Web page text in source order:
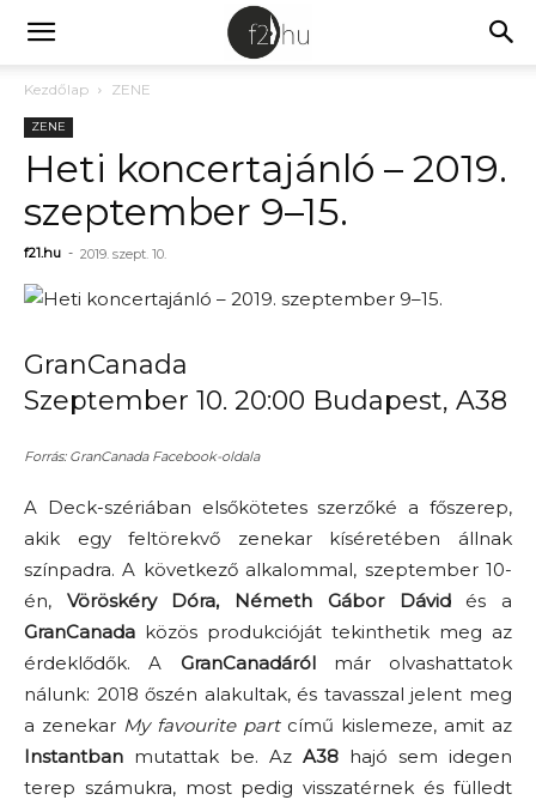
Kezdőlap ZENE
ZENE
Heti koncertajánló – 2019.
szeptember 9–15.
f21.hu - 2019. szept. 10.
GranCanada
Szeptember 10. 20:00 Budapest, A38
Forrás: GranCanada Facebook-oldala
A Deck-szériában elsőkötetes szerzőké a főszerep,
akik egy feltörekvő zenekar kíséretében állnak
színpadra. A következő alkalommal, szeptember 10-
én, Vöröskéry Dóra, Németh Gábor Dávidés a
GranCanada közös produkcióját tekinthetik meg az
érdeklődők. A GranCanadárólmár olvashattatok
nálunk: 2018 őszén alakultak, és tavasszal jelent meg
a zenekar My favourite partcímű kislemeze, amit az
Instantban mutattak be. Az A38 hajó sem idegen
terep számukra, most pedig visszatérnek és fülledt